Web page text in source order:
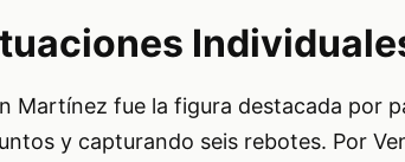
Martínez fue la figura destacada por
y capturando seis rebotes. Por